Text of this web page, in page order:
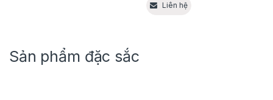
Liên hệ
Sản phẩm đặc sắc